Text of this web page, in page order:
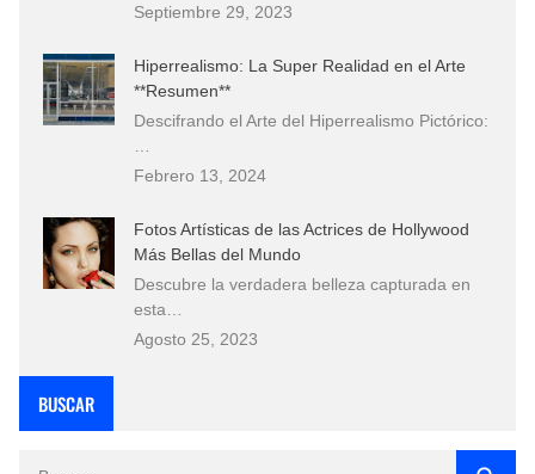
Septiembre 29, 2023
Hiperrealismo: La Super Realidad en el Arte
**Resumen**
Descifrando el Arte del Hiperrealismo Pictórico:
Febrero 13, 2024
Fotos Artísticas de las Actrices de Hollywood
Más Bellas del Mundo
Descubre la verdadera belleza capturada en
esta…
Agosto 25, 2023
BUSCAR